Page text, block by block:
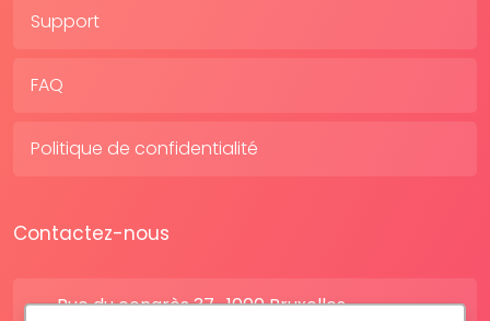
Support
FAQ
Politique de confidentialité
Contactez-nous
Rue du congrès 37 , 1000 Bruxelles